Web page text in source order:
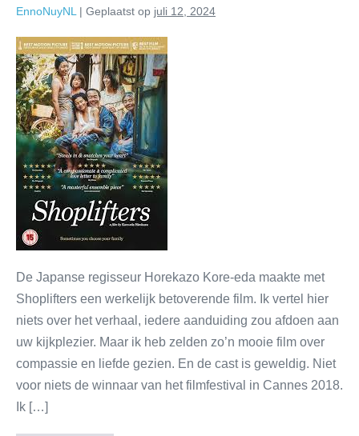
EnnoNuyNL | Geplaatst op juli 12, 2024
De Japanse regisseur Horekazo Kore-eda maakte met
Shoplifters een werkelijk betoverende film. Ik vertel hier
niets over het verhaal, iedere aanduiding zou afdoen aan
uw kijkplezier. Maar ik heb zelden zo’n mooie film over
compassie en liefde gezien. En de cast is geweldig. Niet
voor niets de winnaar van het filmfestival in Cannes 2018.
Ik […]